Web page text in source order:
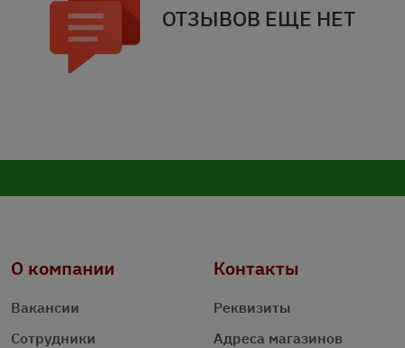
ОТЗЫВОВ ЕЩЕ НЕТ
О компании
Вакансии
Сотрудники
Контакты
Реквизиты
Адреса магазинов